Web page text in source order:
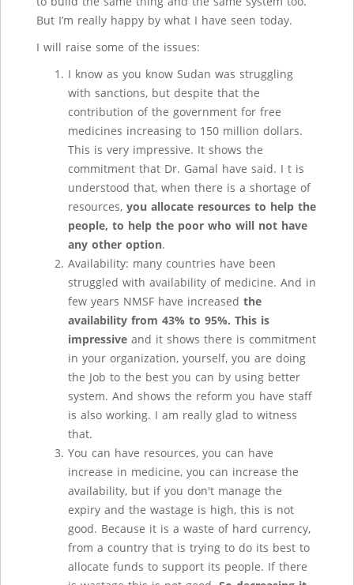
But I’m really happy by what I have seen today.
I will raise some of the issues:
I know as you know Sudan was struggling
with sanctions, but despite that the
contribution of the government for free
medicines increasing to 150 million dollars.
This is very impressive. It shows the
commitment that Dr. Gamal have said. I t is
understood that, when there is a shortage of
resources,you allocate resources to help the
people, to help the poor who will not have
any other option.
Availability: many countries have been
struggled with availability of medicine. And in
few years NMSF have increased the
availability from 43% to 95%. This is
impressiveand it shows there is commitment
in your organization, yourself, you are doing
the Job to the best you can by using better
system. And shows the reform you have staff
is also working. I am really glad to witness
that.
You can have resources, you can have
increase in medicine, you can increase the
availability, but if you don't manage the
expiry and the wastage is high, this is not
good. Because it is a waste of hard currency,
from a country that is trying to do its best to
allocate funds to support its people. If there